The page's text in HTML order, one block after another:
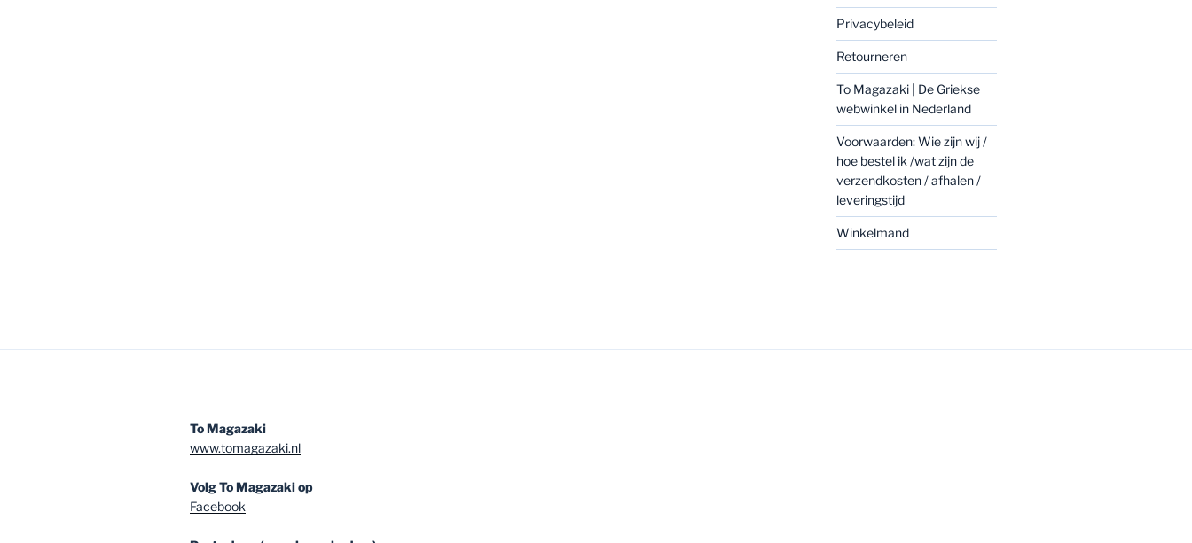
Privacybeleid
Retourneren
To Magazaki | De Griekse
webwinkel in Nederland
Voorwaarden: Wie zijn wij /
hoe bestel ik /wat zijn de
verzendkosten / afhalen /
leveringstijd
Winkelmand
To Magazaki
www.tomagazaki.nl
Volg To Magazaki op
Facebook